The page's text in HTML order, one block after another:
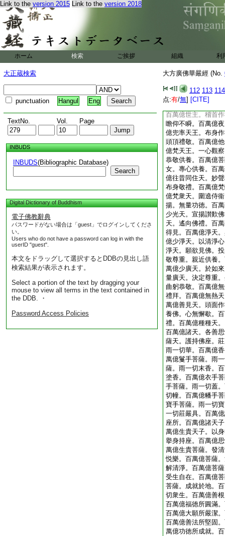
Link to the version 2015 Link to the version 2018
ホーム 検索 ご挨拶 組織 利
大正蔵検索
punctuation Hangul Eng
TextNo. Vol. Page
INBUDS
INBUDS(Bibliographic Database)
Search
Digital Dictionary of Buddhism
電子佛教辭典
パスワードがない場合は「guest」でログインしてくださ
い。
Users who do not have a password can log in with the
userID "guest".
本文をドラッグして選択するとDDBの見出し語
検索結果が表示されます。
Select a portion of the text by dragging your
mouse to view all terms in the text contained in
the DDB. ・
Password Access Policies
大方廣佛華嚴經 (No.
112 113 114
点:有/無] [CITE]
照。百萬億菩薩。
菩薩。普入一切諸
身隨到一切佛國。
能廣開悟。百萬億
菩薩。成就法智。
佛法。百萬億菩薩
萬億諸天王。恭敬
無厭。百萬億夜叉
婆王。起淨信心。
百萬億迦樓羅王。
王。歡喜踊躍。百
百萬億世主。稽首
瞻仰不瞬。百萬億
億兜率天王。布身
頭頂禮敬。百萬億
億梵天王。一心觀
恭敬供養。百萬億
女。專心供養。百
億往昔同住天。妙
布身敬禮。百萬億
億梵衆天。圍遶侍
揚。無量功徳。百
少光天。宣揚讃歎
天。遙向佛禮。百
得見。百萬億淨天
億少淨天。以清淨
淨天。願欲見佛。
敬尊重。親近供養
萬億少廣天。於如
量廣天。決定尊重
曲躬恭敬。百萬億
禮拜。百萬億無熱
萬億善見天。頭面
養佛。心無懈歇。
禮。百萬億種種天
百萬億諸天。各善
薩天。護持佛座。
雨一切華。百萬億
萬億鬘手菩薩。雨
薩。雨一切末香。
塗香。百萬億衣手
手菩薩。雨一切蓋
切幢。百萬億幡手
寶手菩薩。雨一切
一切莊嚴具。百萬
座所。百萬億諸天
萬億生貴天子。以
擧身持座。百萬億
萬億生貴菩薩。發
悦樂。百萬億菩薩
解清淨。百萬億菩
受生自在。百萬億
菩薩。成就於地。
切衆生。百萬億善
百萬億福徳所圓滿
百萬億大願所嚴潔
百萬億善法所堅固
萬億功徳所成就。